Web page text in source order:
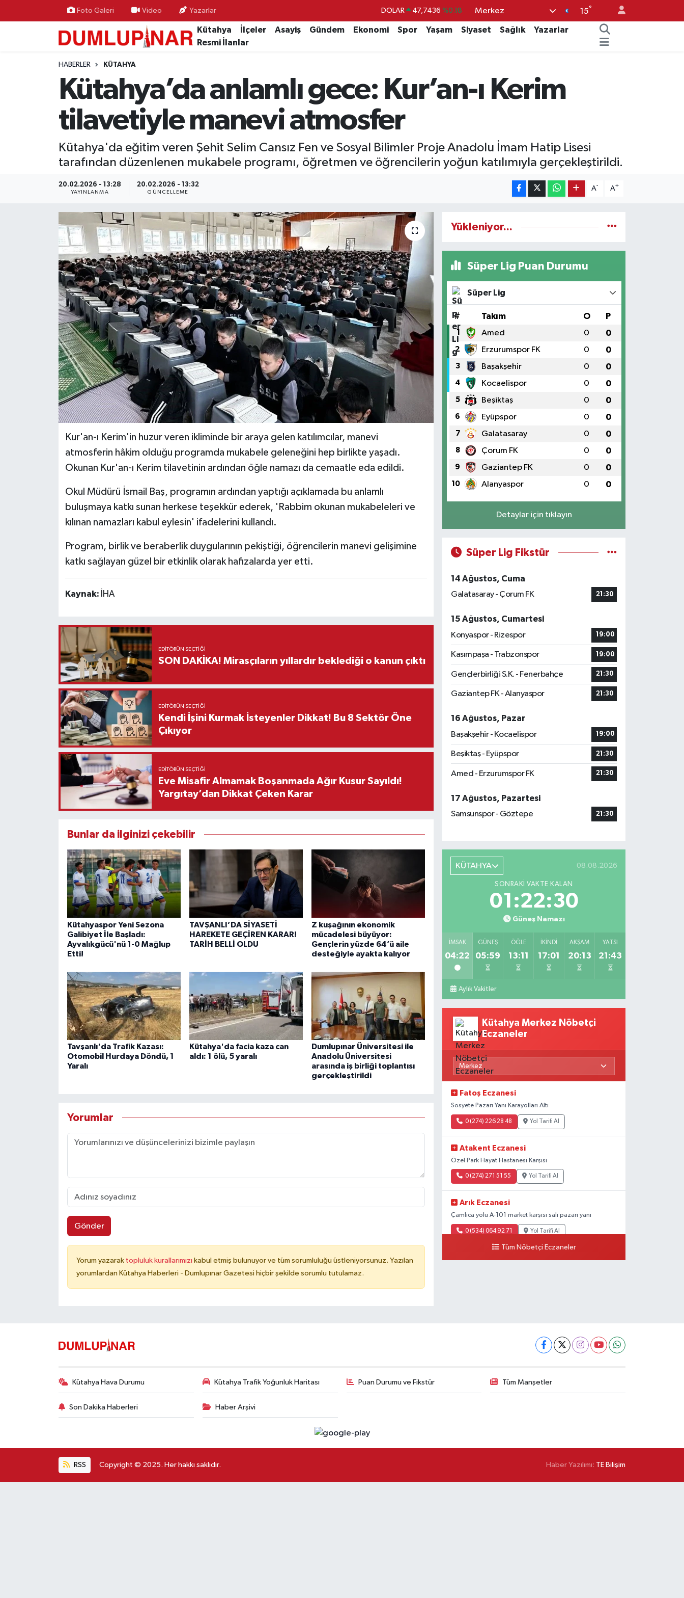
Foto Galeri Video Yazarlar EURO 55,2510 %0.32
STERLİN 64,4811 %0.38
BITCOIN 64.960,21 %0.87
Merkez 15°
Kütahya İlçeler Asayiş Gündem Ekonomi Spor Yaşam Siyaset Sağlık
Yazarlar
Resmi İlanlar
HABERLER KÜTAHYA
Kütahya’da anlamlı gece: Kur’an-ı Kerim
tilavetiyle manevi atmosfer
Kütahya'da eğitim veren Şehit Selim Cansız Fen ve Sosyal Bilimler Proje Anadolu İmam Hatip Lisesi
tarafından düzenlenen mukabele programı, öğretmen ve öğrencilerin yoğun katılımıyla gerçekleştirildi.
20.02.2026 - 13:28
YAYINLANMA
20.02.2026 - 13:32
GÜNCELLEME
A- A+
Kur'an-ı Kerim'in huzur veren ikliminde bir araya gelen katılımcılar, manevi
atmosferin hâkim olduğu programda mukabele geleneğini hep birlikte yaşadı.
Okunan Kur'an-ı Kerim tilavetinin ardından öğle namazı da cemaatle eda edildi.
Okul Müdürü İsmail Baş, programın ardından yaptığı açıklamada bu anlamlı
buluşmaya katkı sunan herkese teşekkür ederek, 'Rabbim okunan mukabeleleri ve
kılınan namazları kabul eylesin' ifadelerini kullandı.
Program, birlik ve beraberlik duygularının pekiştiği, öğrencilerin manevi gelişimine
katkı sağlayan güzel bir etkinlik olarak hafızalarda yer etti.
Kaynak: İHA
EDITÖRÜN SEÇTIĞI
SON DAKİKA! Mirasçıların yıllardır beklediği o kanun çıktı
EDITÖRÜN SEÇTIĞI
Kendi İşini Kurmak İsteyenler Dikkat! Bu 8 Sektör Öne
Çıkıyor
EDITÖRÜN SEÇTIĞI
Eve Misafir Almamak Boşanmada Ağır Kusur Sayıldı!
Yargıtay’dan Dikkat Çeken Karar
Bunlar da ilginizi çekebilir
Kütahyaspor Yeni Sezona
Galibiyet İle Başladı:
Ayvalıkgücü'nü 1-0 Mağlup
Etti!
TAVŞANLI’DA SİYASETİ
HAREKETE GEÇİREN KARAR!
TARİH BELLİ OLDU
Z kuşağının ekonomik
mücadelesi büyüyor:
Gençlerin yüzde 64’ü aile
desteğiyle ayakta kalıyor
Tavşanlı'da Trafik Kazası:
Otomobil Hurdaya Döndü, 1
Yaralı
Kütahya'da facia kaza can
aldı: 1 ölü, 5 yaralı
Dumlupınar Üniversitesi ile
Anadolu Üniversitesi
arasında iş birliği toplantısı
gerçekleştirildi
Yorumlar
Gönder
Yorum yazarak topluluk kurallarımızı kabul etmiş bulunuyor ve tüm sorumluluğu üstleniyorsunuz. Yazılan
yorumlardan Kütahya Haberleri - Dumlupınar Gazetesi hiçbir şekilde sorumlu tutulamaz.
Yükleniyor...
Süper Lig Puan Durumu
Süper Lig
# Takım O P
1 Amed 0 0
2 Erzurumspor FK 0 0
3 Başakşehir 0 0
4 Kocaelispor 0 0
5 Beşiktaş 0 0
6 Eyüpspor 0 0
7 Galatasaray 0 0
8 Çorum FK 0 0
9 Gaziantep FK 0 0
10 Alanyaspor 0 0
Detaylar için tıklayın
Süper Lig Fikstür
14 Ağustos, Cuma
Galatasaray - Çorum FK
21:30
15 Ağustos, Cumartesi
Konyaspor - Rizespor
19:00
Kasımpaşa - Trabzonspor 19:00
Gençlerbirliği S.K. - Fenerbahçe 21:30
Gaziantep FK - Alanyaspor 21:30
16 Ağustos, Pazar
Başakşehir - Kocaelispor
19:00
Beşiktaş - Eyüpspor 21:30
Amed - Erzurumspor FK 21:30
17 Ağustos, Pazartesi
Samsunspor - Göztepe
21:30
KÜTAHYA 08.08.2026
SONRAKI VAKTE KALAN
01:22:29
Güneş Namazı
İMSAK
04:22
GÜNEŞ
05:59
ÖĞLE
13:11
İKINDI
17:01
AKŞAM
20:13
YATSI
21:43
Aylık Vakitler
Kütahya Merkez Nöbetçi
Eczaneler
Fatoş Eczanesi
Sosyete Pazarı Yanı Karayolları Altı
0 (274) 226 28 48 Yol Tarifi Al
Atakent Eczanesi
Özel Park Hayat Hastanesi Karşısı
0 (274) 271 51 55 Yol Tarifi Al
Arık Eczanesi
Çamlıca yolu A-101 market karşısı salı pazarı yanı
0 (534) 064 92 71 Yol Tarifi Al
Tüm Nöbetçi Eczaneler
Kütahya Hava Durumu Kütahya Trafik Yoğunluk Haritası Puan Durumu ve Fikstür Tüm Manşetler
Son Dakika Haberleri Haber Arşivi
RSS Copyright © 2025. Her hakkı saklıdır. Haber Yazılımı: TE Bilişim
Ekonomi
Haber İlanlar
Kültür-Sanat
Magazin
Resmi İlanlar
Seri İlan
Kütahya Hava Durumu
Kütahya Trafik Yoğunluk Haritası
Süper Lig Puan Durumu ve Fikstür
Tüm Manşetler
Son Dakika Haberleri
Haber Arşivi